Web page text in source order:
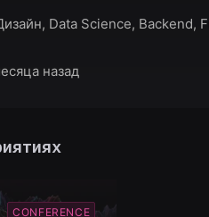
Data Science, Backend,
назад
CONFERENCE